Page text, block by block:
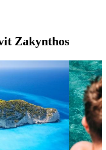
Zakynthos